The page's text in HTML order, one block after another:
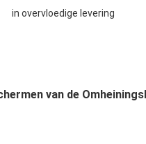
in overvloedige levering
van de